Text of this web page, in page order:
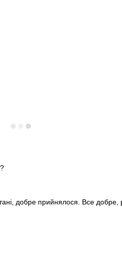
добре прийнялося. Все